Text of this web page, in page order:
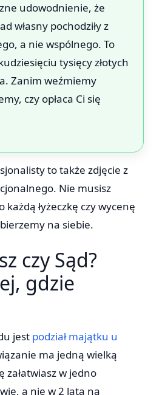
udowodnienie, że
własny pochodziły z
a nie wspólnego. To
tysięcy złotych
Zanim weźmiemy
czy opłaca Ci się
to także zdjęcie z
Nie musisz
każdą łyżeczkę czy wycenę
na siebie.
czy Sąd?
gdzie
jest podział majątku u
ma jedną wielką
załatwiasz w jedno
a nie w 2 lata na